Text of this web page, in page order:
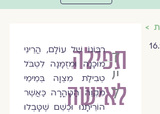
תפילה
לאישה
ד״ר
יעל
לוין
רִבּוֹנוֹ שֶׁל עוֹלָם, הֲרֵינִי
מוּכָנָה וּמְזֻמָּנָה לִטְבֹּל
טְבִילַת מִצְוָה בְּמֵימֵי
מִקְוֵה הַטָּהֳרָה כַּאֲשֶׁר
הוֹרֵיתָנוּ וּכְשֵׁם שֶׁטָּבְלוּ